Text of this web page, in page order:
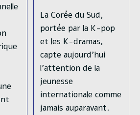
La Corée du Sud,
portée par la K-pop
et les K-dramas,
capte aujourd'hui
l'attention de la
jeunesse
internationale comme
jamais auparavant.